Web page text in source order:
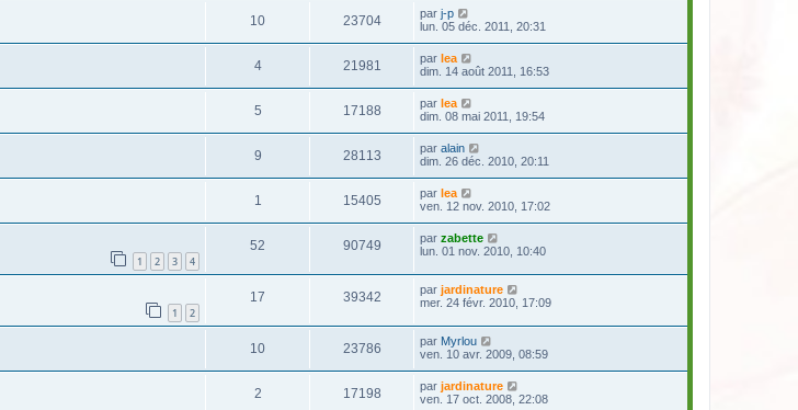
10 23704 par j-p
lun. 05 déc. 2011, 20:31
4 21981 par lea
dim. 14 août 2011, 16:53
5 17188 par lea
dim. 08 mai 2011, 19:54
9 28113 par alain
dim. 26 déc. 2010, 20:11
1 15405 par lea
ven. 12 nov. 2010, 17:02
1 2 3 4
52 90749 par zabette
lun. 01 nov. 2010, 10:40
1 2
17 39342 par jardinature
mer. 24 févr. 2010, 17:09
10 23786 par Myrlou
ven. 10 avr. 2009, 08:59
2 17198 par jardinature
ven. 17 oct. 2008, 22:08